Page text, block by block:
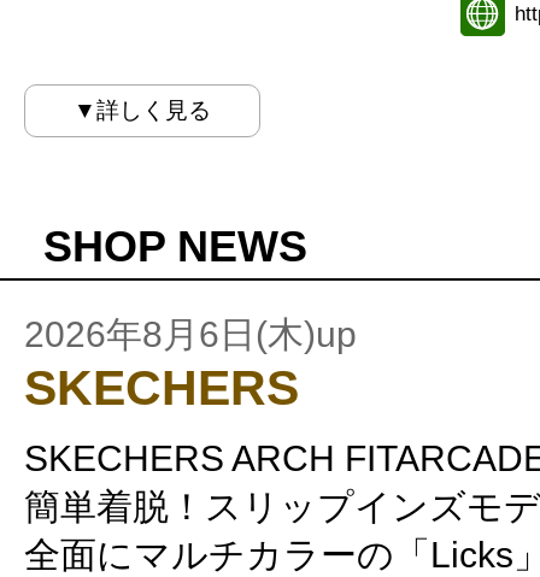
▼詳しく見る
SHOP NEWS
2026年8月6日(木)up
SKECHERS
SKECHERS ARCH
簡単着脱！スリップインズモ
全面にマルチカラーの「Licks